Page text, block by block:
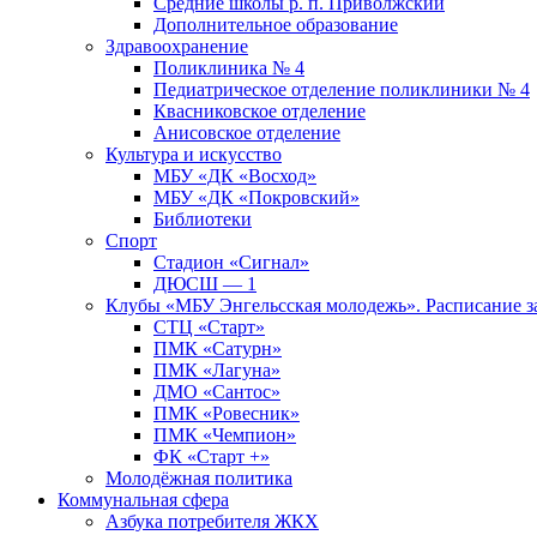
Дополнительное образование
Здравоохранение
Поликлиника № 4
Педиатрическое отделение поликлиники № 4
Квасниковское отделение
Анисовское отделение
Культура и искусство
МБУ «ДК «Восход»
МБУ «ДК «Покровский»
Библиотеки
Спорт
Стадион «Сигнал»
ДЮСШ — 1
Клубы «МБУ Энгельсская молодежь». Расписание
СТЦ «Старт»
ПМК «Сатурн»
ПМК «Лагуна»
ДМО «Сантос»
ПМК «Ровесник»
ПМК «Чемпион»
ФК «Старт +»
Молодёжная политика
Коммунальная сфера
Азбука потребителя ЖКХ